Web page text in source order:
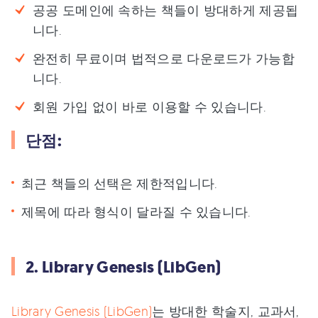
공공 도메인에 속하는 책들이 방대하게 제공됩
니다.
완전히 무료이며 법적으로 다운로드가 가능합
니다.
회원 가입 없이 바로 이용할 수 있습니다.
단점:
최근 책들의 선택은 제한적입니다.
제목에 따라 형식이 달라질 수 있습니다.
2. Library Genesis (LibGen)
Library Genesis (LibGen)는 방대한 학술지, 교과서,